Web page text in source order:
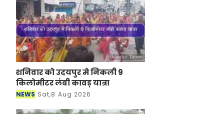
शनिवार को उदयपुर मे निकली 9
किलोमीटर लंबी कावड़ यात्रा
NEWS Sat,8 Aug 2026